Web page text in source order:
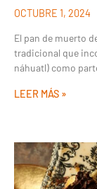
OCTUBRE 1, 2024
El pan de muerto
tradicional que
náhuatl) como
LEER MÁS »